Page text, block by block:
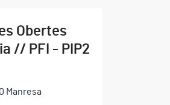
Obertes
// PFI - PIP2
Manresa